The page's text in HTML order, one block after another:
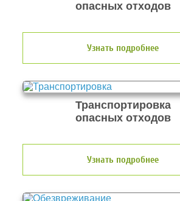
опасных отходов
Узнать подробнее
Транспортировка
опасных отходов
Узнать подробнее